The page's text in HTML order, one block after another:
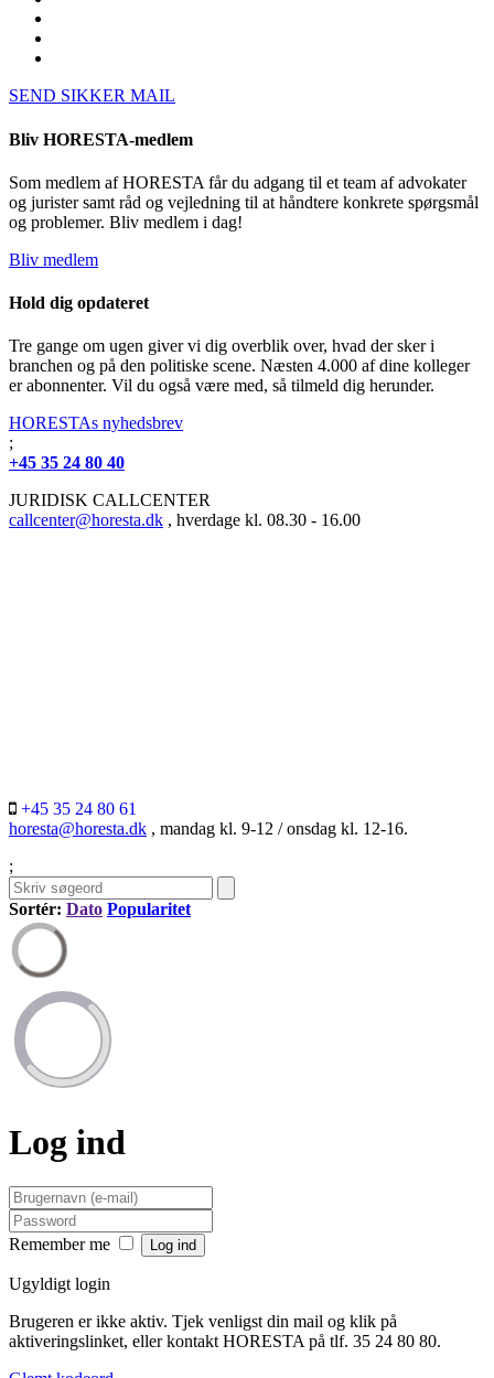
SEND SIKKER MAIL
Bliv HORESTA-medlem
Som medlem af HORESTA får du adgang til et team af advokater
og jurister samt råd og vejledning til at håndtere konkrete spørgsmål
og problemer. Bliv medlem i dag!
Bliv medlem
Hold dig opdateret
Tre gange om ugen giver vi dig overblik over, hvad der sker i
branchen og på den politiske scene. Næsten 4.000 af dine kolleger
er abonnenter. Vil du også være med, så tilmeld dig herunder.
HORESTAs nyhedsbrev
;
+45 35 24 80 40
JURIDISK CALLCENTER
callcenter@horesta.dk , hverdage kl. 08.30 - 16.00
+45 35 24 80 61
horesta@horesta.dk , mandag kl. 9-12 / onsdag kl. 12-16.
;
Sortér: Dato Popularitet
Log ind
Remember me
Ugyldigt login
Brugeren er ikke aktiv. Tjek venligst din mail og klik på
aktiveringslinket, eller kontakt HORESTA på tlf. 35 24 80 80.